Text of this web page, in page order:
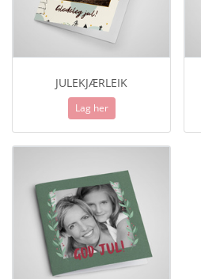
JULEKJÆRLEIK
Lag her